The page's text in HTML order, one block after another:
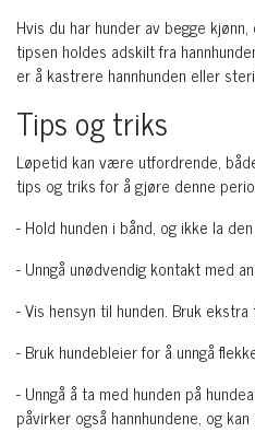
Hvis du har hunder av begge
tipsen holdes adskilt fra
er å kastrere hannhunden eller
Tips og triks
Løpetid kan være utfordrende,
tips og triks for å gjøre denne
- Hold hunden i bånd, og ikke la
- Unngå unødvendig kontakt med
- Vis hensyn til hunden. Bruk
- Bruk hundebleier for å unngå
- Unngå å ta med hunden på
påvirker også hannhundene, og